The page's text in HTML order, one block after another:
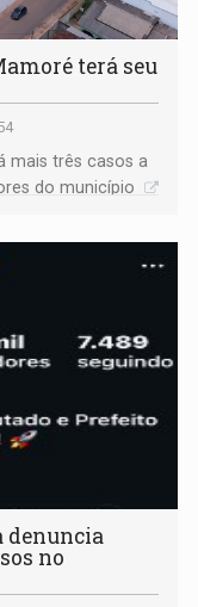
terá seu
mais três casos a
do município
denuncia
no